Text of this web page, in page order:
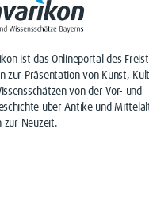
ist das Onlineportal des
zur Präsentation von Kunst,
von der Vor- und
über Antike und
zur Neuzeit.